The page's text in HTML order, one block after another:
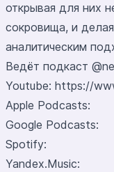
открывая для них
сокровища, и
аналитическим
Ведёт подкаст
Youtube: https://
Apple Podcasts:
Google Podcasts:
Spotify:
Yandex.Music: